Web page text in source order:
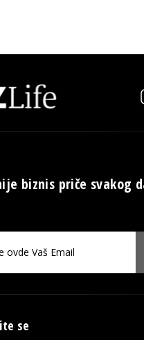
biznis priče svakog
se